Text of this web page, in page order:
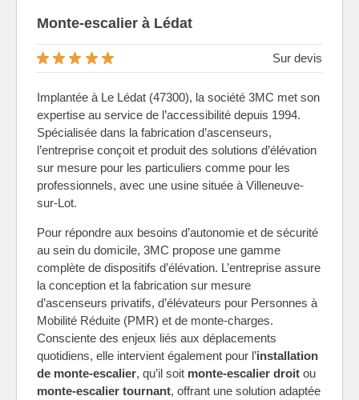
Monte-escalier à Lédat
Sur devis
Implantée à Le Lédat (47300), la société 3MC met son
expertise au service de l’accessibilité depuis 1994.
Spécialisée dans la fabrication d’ascenseurs,
l’entreprise conçoit et produit des solutions d’élévation
sur mesure pour les particuliers comme pour les
professionnels, avec une usine située à Villeneuve-
sur-Lot.
Pour répondre aux besoins d’autonomie et de sécurité
au sein du domicile, 3MC propose une gamme
complète de dispositifs d’élévation. L’entreprise assure
la conception et la fabrication sur mesure
d’ascenseurs privatifs, d’élévateurs pour Personnes à
Mobilité Réduite (PMR) et de monte-charges.
Consciente des enjeux liés aux déplacements
quotidiens, elle intervient également pour l’installation
de monte-escalier, qu’il soit monte-escalier droit ou
monte-escalier tournant, offrant une solution adaptée